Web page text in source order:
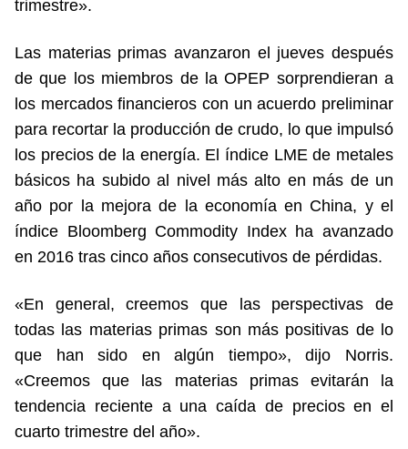
trimestre».
Las materias primas avanzaron el jueves después
de que los miembros de la OPEP sorprendieran a
los mercados financieros con un acuerdo preliminar
para recortar la producción de crudo, lo que impulsó
los precios de la energía. El índice LME de metales
básicos ha subido al nivel más alto en más de un
año por la mejora de la economía en China, y el
índice Bloomberg Commodity Index ha avanzado
en 2016 tras cinco años consecutivos de pérdidas.
«En general, creemos que las perspectivas de
todas las materias primas son más positivas de lo
que han sido en algún tiempo», dijo Norris.
«Creemos que las materias primas evitarán la
tendencia reciente a una caída de precios en el
cuarto trimestre del año».